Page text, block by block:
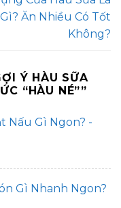
Gì? Ăn Nhiều Có Tốt
Không?
Ý HÀU SỮA
“HÀU NÉ””
Nấu Gì Ngon? -
Gì Nhanh Ngon?